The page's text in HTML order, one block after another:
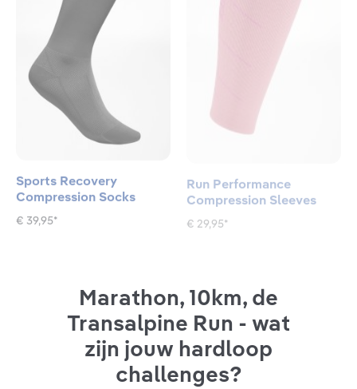
Sports Recovery
Compression Socks
Compression Sleeves
Marathon, 10km, de
Transalpine Run - wat
zijn jouw hardloop
challenges?